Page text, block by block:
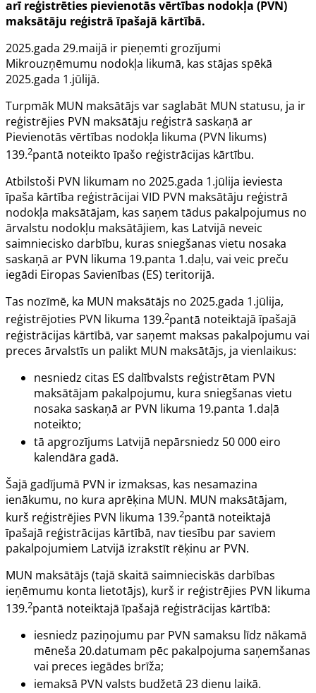
arī reģistrēties pievienotās vērtības nodokļa (PVN)
maksātāju reģistrā īpašajā kārtībā.
2025.gada 29.maijā ir pieņemti grozījumi
Mikrouzņēmumu nodokļa likumā, kas stājas spēkā
2025.gada 1.jūlijā.
Turpmāk MUN maksātājs var saglabāt MUN statusu, ja ir
reģistrējies PVN maksātāju reģistrā saskaņā ar
Pievienotās vērtības nodokļa likuma (PVN likums)
139.2pantā noteikto īpašo reģistrācijas kārtību.
Atbilstoši PVN likumam no 2025.gada 1.jūlija ieviesta
īpaša kārtība reģistrācijai VID PVN maksātāju reģistrā
nodokļa maksātājam, kas saņem tādus pakalpojumus no
ārvalstu nodokļu maksātājiem, kas Latvijā neveic
saimniecisko darbību, kuras sniegšanas vietu nosaka
saskaņā ar PVN likuma 19.panta 1.daļu, vai veic preču
iegādi Eiropas Savienības (ES) teritorijā.
Tas nozīmē, ka MUN maksātājs no 2025.gada 1.jūlija,
reģistrējoties PVN likuma 139.2pantā noteiktajā īpašajā
reģistrācijas kārtībā, var saņemt maksas pakalpojumu vai
preces ārvalstīs un palikt MUN maksātājs, ja vienlaikus:
nesniedz citas ES dalībvalsts reģistrētam PVN
maksātājam pakalpojumu, kura sniegšanas vietu
nosaka saskaņā ar PVN likuma 19.panta 1.daļā
noteikto;
tā apgrozījums Latvijā nepārsniedz 50 000 eiro
kalendāra gadā.
Šajā gadījumā PVN ir izmaksas, kas nesamazina
ienākumu, no kura aprēķina MUN. MUN maksātājam,
kurš reģistrējies PVN likuma 139.2pantā noteiktajā
īpašajā reģistrācijas kārtībā, nav tiesību par saviem
pakalpojumiem Latvijā izrakstīt rēķinu ar PVN.
MUN maksātājs (tajā skaitā saimnieciskās darbības
ieņēmumu konta lietotājs), kurš ir reģistrējies PVN likuma
139.2pantā noteiktajā īpašajā reģistrācijas kārtībā:
iesniedz paziņojumu par PVN samaksu līdz nākamā
mēneša 20.datumam pēc pakalpojuma saņemšanas
vai preces iegādes brīža;
iemaksā PVN valsts budžetā 23 dienu laikā.